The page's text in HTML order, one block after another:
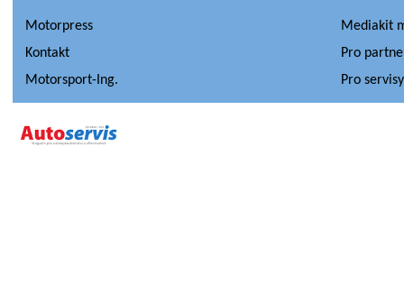
Motorpress
Mediakit
Kontakt
Pro
Motorsport-Ing.
Pro servisy